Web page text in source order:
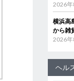
2026年
横浜高
から雑
2026年
ヘル